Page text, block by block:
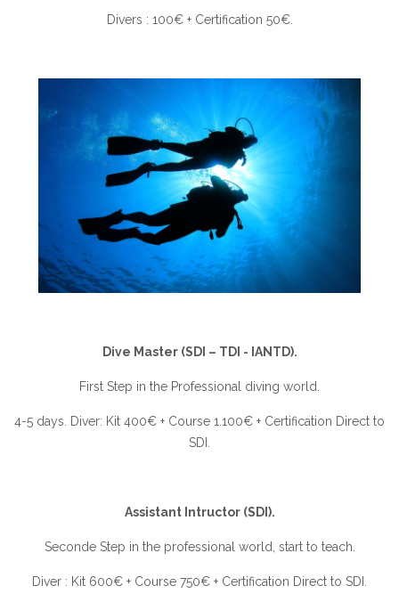
Divers : 100€ + Certification 50€.
Dive Master (SDI – TDI - IANTD).
First Step in the Professional diving world.
4-5 days. Diver: Kit 400€ + Course 1.100€ + Certification Direct to
SDI.
Assistant Intructor (SDI).
Seconde Step in the professional world, start to teach.
Diver : Kit 600€ + Course 750€ + Certification Direct to SDI.